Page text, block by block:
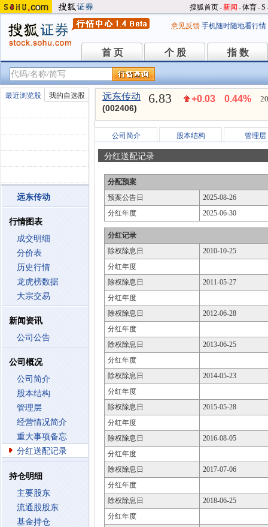
搜狐首页-新闻 -体育-S
意见反馈 手机随时随地看行情
首 页
首 页 个 股
个 股 指 数
指 数
最近浏览股 我的自选股
远东传动
行情图表
成交明细
分价表
历史行情
龙虎榜数据
大宗交易
新闻资讯
公司公告
公司概况
公司简介
股本结构
管理层
经营情况简介
重大事项备忘
分红送配记录
持仓明细
主要股东
流通股股东
基金持仓
远东传动
(002406)
6.83 +0.03 0.44%
公司简介 股本结构 管理层
分红送配记录
分配预案
预案公告日
2025-08-26
分红年度
2025-06-30
分红记录
除权除息日
2010-10-25
分红年度
除权除息日
2011-05-27
分红年度
除权除息日
2012-06-28
分红年度
除权除息日
2013-06-25
分红年度
除权除息日
2014-05-23
分红年度
除权除息日
2015-05-28
分红年度
除权除息日
2016-08-05
分红年度
除权除息日
2017-07-06
分红年度
除权除息日
2018-06-25
分红年度